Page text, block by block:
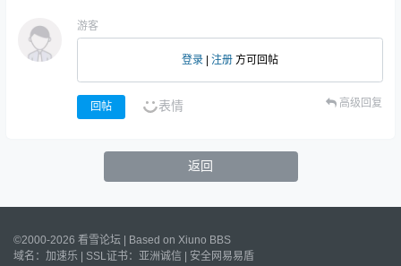
游客
登录 注册 方可回帖
回帖 表情 高级回复
返回
©2000-2026 看雪论坛 | Based on Xiuno BBS
域名： 加速乐 | SSL证书： 亚洲诚信 | 安全网易易盾